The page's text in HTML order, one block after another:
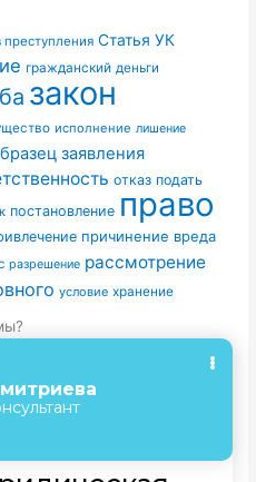
преступления Статья УК
гражданский деньги
закон
исполнение лишение
заявления
отказ подать
постановление право
причинение вреда
разрешение рассмотрение
условие хранение